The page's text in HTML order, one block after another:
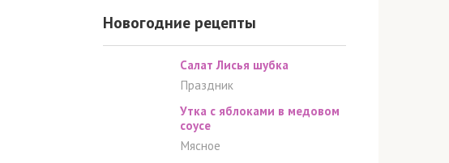
Новогодние рецепты
Салат Лисья шубка
Праздник
Утка с яблоками в медовом
соусе
Мясное